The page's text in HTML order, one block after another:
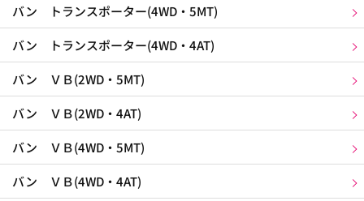
バン トランスポーター(4WD・5MT)
バン トランスポーター(4WD・4AT)
バン ＶＢ(2WD・5MT)
バン ＶＢ(2WD・4AT)
バン ＶＢ(4WD・5MT)
バン ＶＢ(4WD・4AT)